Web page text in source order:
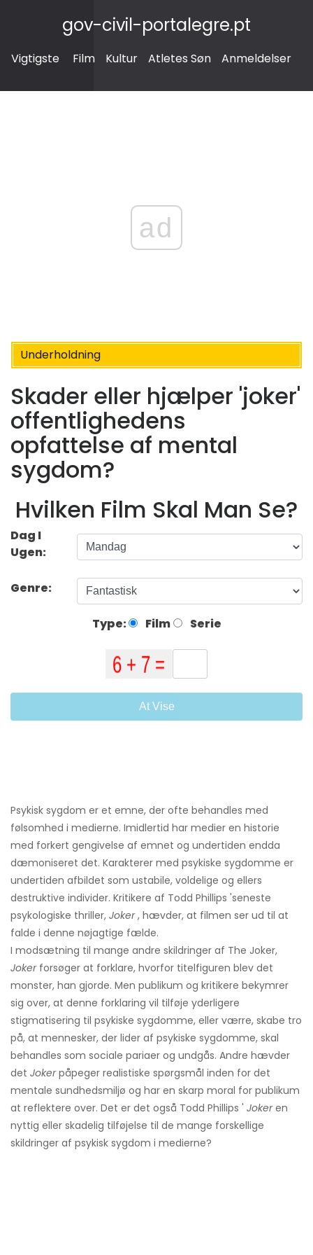
gov-civil-portalegre.pt
Vigtigste Film Kultur Atletes Søn Anmeldelser
ad
Underholdning
Skader eller hjælper 'joker'
offentlighedens
opfattelse af mental
sygdom?
Hvilken Film Skal Man Se?
Dag I
Ugen:
Genre:
Type: Film Serie
At Vise
Psykisk sygdom er et emne, der ofte behandles med
følsomhed i medierne. Imidlertid har medier en historie
med forkert gengivelse af emnet og undertiden endda
dæmoniseret det. Karakterer med psykiske sygdomme er
undertiden afbildet som ustabile, voldelige og ellers
destruktive individer. Kritikere af Todd Phillips 'seneste
psykologiske thriller, Joker, hævder, at filmen ser ud til at
falde i denne nøjagtige fælde.
I modsætning til mange andre skildringer af The Joker,
Jokerforsøger at forklare, hvorfor titelfiguren blev det
monster, han gjorde. Men publikum og kritikere bekymrer
sig over, at denne forklaring vil tilføje yderligere
stigmatisering til psykiske sygdomme, eller værre, skabe tro
på, at mennesker, der lider af psykiske sygdomme, skal
behandles som sociale pariaer og undgås. Andre hævder
det Jokerpåpeger realistiske spørgsmål inden for det
mentale sundhedsmiljø og har en skarp moral for publikum
at reflektere over. Det er det også Todd Phillips ' Jokeren
nyttig eller skadelig tilføjelse til de mange forskellige
skildringer af psykisk sygdom i medierne?